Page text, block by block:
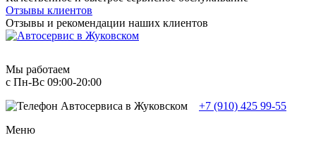
Отзывы клиентов
Отзывы и рекомендации наших клиентов
Мы работаем
с Пн-Вc 09:00-20:00
+7 (910) 425 99-55
Меню